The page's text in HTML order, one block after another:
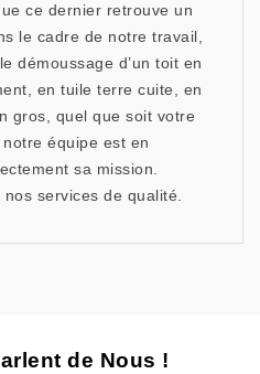
ce dernier retrouve un
le cadre de notre travail,
démoussage d’un toit en
en tuile terre cuite, en
gros, quel que soit votre
équipe est en
sa mission.
nos services de qualité.
de Nous !